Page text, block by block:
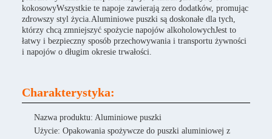
kokosowyWszystkie te napoje zawierają zero dodatków, promując
zdrowszy styl życia.Aluminiowe puszki są doskonałe dla tych,
którzy chcą zmniejszyć spożycie napojów alkoholowychJest to
łatwy i bezpieczny sposób przechowywania i transportu żywności
i napojów o długim okresie trwałości.
Charakterystyka:
Nazwa produktu: Aluminiowe puszki
Użycie: Opakowania spożywcze do puszki aluminiowej z